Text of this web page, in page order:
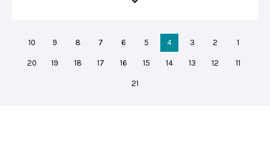
1
2
3
4
5
6
7
8
9
10
11
12
13
14
15
16
17
18
19
20
21